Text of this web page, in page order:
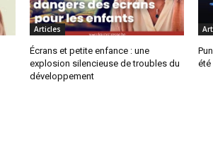
Articles
Écrans et petite enfance : une
explosion silencieuse de troubles du
développement
été